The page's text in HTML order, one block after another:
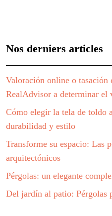
Nos derniers articles
Valoración online o
RealAdvisor a determinar el
Cómo elegir la tela de toldo
durabilidad y estilo
Transforme su espacio: Las
arquitectónicos
Pérgolas: un elegante
Del jardín al patio: Pérgolas